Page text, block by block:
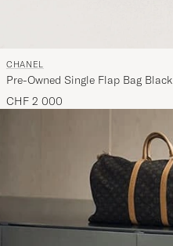
CHANEL
Pre-Owned Single Flap Bag Black
CHF 2 000